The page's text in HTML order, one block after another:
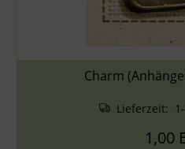
Charm
Lieferzeit:
1,00